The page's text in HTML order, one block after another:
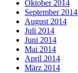
Oktober 2014
September 2014
August 2014
Juli 2014
Juni 2014
Mai 2014
April 2014
März 2014